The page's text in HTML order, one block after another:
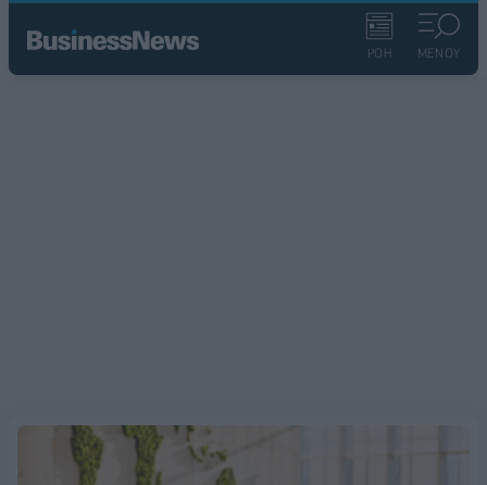
ΡΟΗ ΜΕΝΟΥ